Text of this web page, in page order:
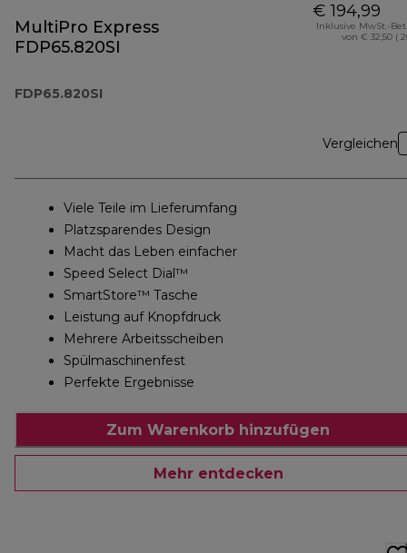
MultiPro Express
FDP65.820SI
FDP65.820SI
€ 194,99
Inklusive MwSt.-
von € 32,50 (
Vergleichen
Viele Teile im Lieferumfang
Platzsparendes Design
Macht das Leben einfacher
Speed Select Dial™
SmartStore™ Tasche
Leistung auf Knopfdruck
Mehrere Arbeitsscheiben
Spülmaschinenfest
Perfekte Ergebnisse
Zum Warenkorb hinzufügen
Mehr entdecken